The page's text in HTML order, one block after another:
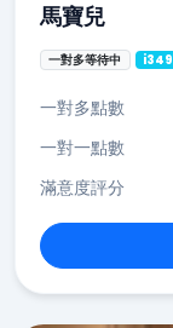
馬寶兒
一對多等待中 i349
一對多點數
一對一點數
滿意度評分